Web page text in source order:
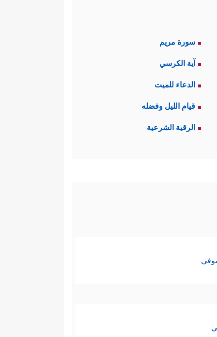
سورة مريم
آية الكرسي
الدعاء للميت
قيام الليل وفضله
الرقية الشرعية